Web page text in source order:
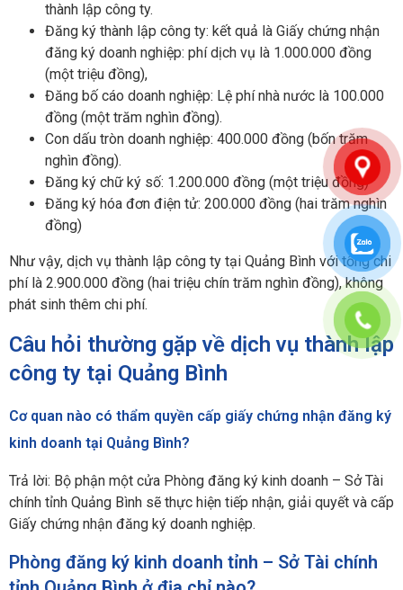
thành lập công ty.
Đăng ký thành lập công ty: kết quả là Giấy chứng nhận
đăng ký doanh nghiệp: phí dịch vụ là 1.000.000 đồng
(một triệu đồng),
Đăng bố cáo doanh nghiệp: Lệ phí nhà nước là 100.000
đồng (một trăm nghìn đồng).
Con dấu tròn doanh nghiệp: 400.000 đồng (bốn trăm
nghìn đồng).
Đăng ký chữ ký số: 1.200.000 đồng (một triệu đồng)
Đăng ký hóa đơn điện tử: 200.000 đồng (hai trăm nghìn
đồng)
Như vậy, dịch vụ thành lập công ty tại Quảng Bình với tổng chi
phí là 2.900.000 đồng (hai triệu chín trăm nghìn đồng), không
phát sinh thêm chi phí.
Câu hỏi thường gặp về dịch vụ thành lập
công ty tại Quảng Bình
Cơ quan nào có thẩm quyền cấp giấy chứng nhận đăng ký
kinh doanh tại Quảng Bình?
Trả lời: Bộ phận một cửa Phòng đăng ký kinh doanh – Sở Tài
chính tỉnh Quảng Bình sẽ thực hiện tiếp nhận, giải quyết và cấp
Giấy chứng nhận đăng ký doanh nghiệp.
Phòng đăng ký kinh doanh tỉnh – Sở Tài chính